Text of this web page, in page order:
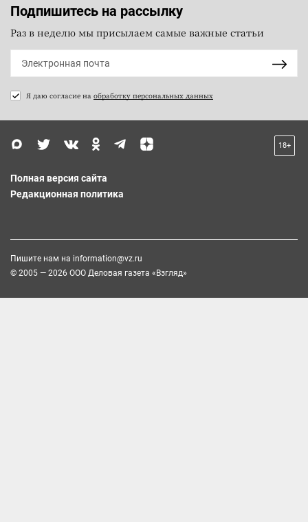
Подпишитесь на рассылку
Раз в неделю мы присылаем самые важные статьи
Я даю согласие на обработку персональных данных
18+
Полная версия сайта
Редакционная политика
Пишите нам на information@vz.ru
© 2005 — 2026 ООО Деловая газета «Взгляд»